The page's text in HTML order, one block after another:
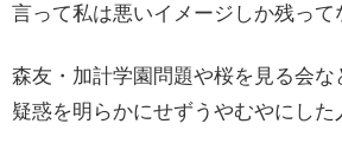
言って私は悪いイメージしか残って
森友・加計学園問題や桜を見る会
疑惑を明らかにせずうやむやにした